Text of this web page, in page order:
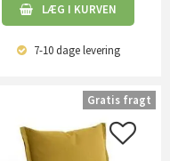
LÆG I KURVEN
7-10 dagelevering
Gratis fragt